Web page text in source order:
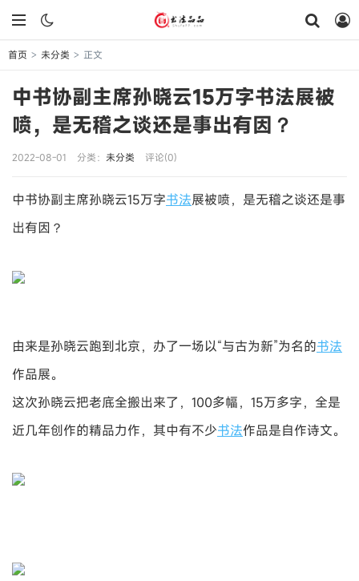
首页 > 未分类 > 正文
中书协副主席孙晓云15万字书法展被
喷，是无稽之谈还是事出有因？
2022-08-01 分类： 未分类 评论(0)
中书协副主席孙晓云15万字书法展被喷，是无稽之谈还是事
出有因？
由来是孙晓云跑到北京，办了一场以“与古为新”为名的书法
作品展。
这次孙晓云把老底全搬出来了，100多幅，15万多字，全是
近几年创作的精品力作，其中有不少书法作品是自作诗文。